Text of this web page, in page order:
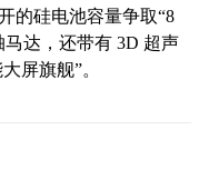
的硅电池容量争取“8
达，还带有 3D 超声
屏旗舰”。